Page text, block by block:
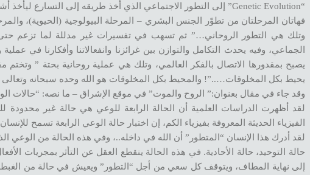
“Genetic Evolution” إلى التطور الاجتماعي الذي أخذ طريقه إلى التسارع ليأخذ أشكالاً مختلفة…
فهاتان المرحلتان من تطوّر الجنس البشري – المرحلة البيولوجية (الحيوية)،
وتلك هي التطور الروحاني…” ثم تسهب في تفسيرات غير مدللة لما تزعم حتى
الجماعي، وفيه يحدث التكامل والتوازن بين غرائزنا وانفعالاتنا وأفكارنا في
يصبح بمقدورها الاتصال بالفكر العالمي، وتلك هي عملية روحانية بحتة ” وتختم
يحيط بكل المخلوقات…..”! والمحيط بكل المخلوقات هو الله وحده سبحانه
وقد جاء في مقال بعنوان:” الروح والموت” في موقع الإشراق – ما نصه: “حالات
لقد أظهرت الدراسات العلمية أن الحالة الرابعة للوعي هي حالة غير
الفيزياء الحديثة المعروفة بفيزياء الكم، إن اختبار حالة الوعي الرابعة تسمح
لقد أدرك هذا الإنسان “المتطور” أن الله في داخله..، وفي هذه الحالة من الوعي
حالة التوحيد، حالة الأحادية. في هذه الحالة ينقطع العقل عن التأثر بمجريات
إلى نهاية المطاف، ويتوقف كل سعي من أجل “التطور” ويعيش في حالة من الغبطة